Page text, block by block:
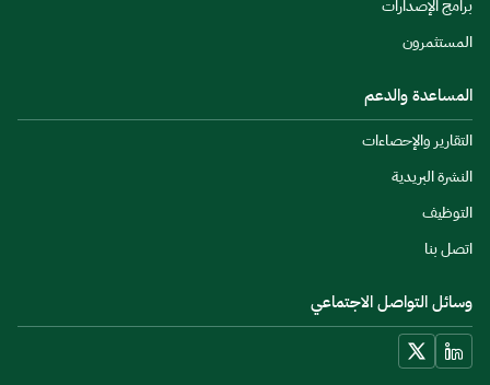
برامج الإصدارات
المستثمرون
المساعدة والدعم
التقارير والإحصاءات
النشرة البريدية
التوظيف
اتصل بنا
وسائل التواصل الاجتماعي